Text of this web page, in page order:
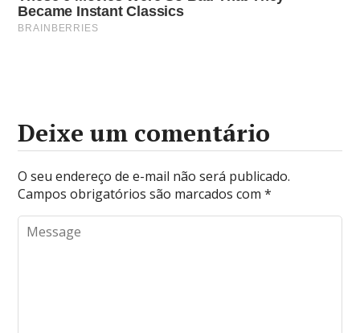
Deixe um comentário
O seu endereço de e-mail não será publicado.
Campos obrigatórios são marcados com*